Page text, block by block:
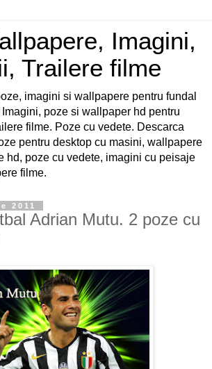
Imagini,
Trailere filme
imagini si wallpapere pentru fundal
poze si wallpaper hd pentru
filme. Poze cu vedete. Descarca
pentru desktop cu masini, wallpapere
hd, poze cu vedete, imagini cu peisaje
filme.
2011
Adrian Mutu. 2 poze cu